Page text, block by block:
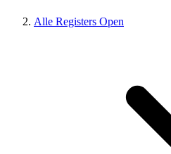
Alle Registers Open